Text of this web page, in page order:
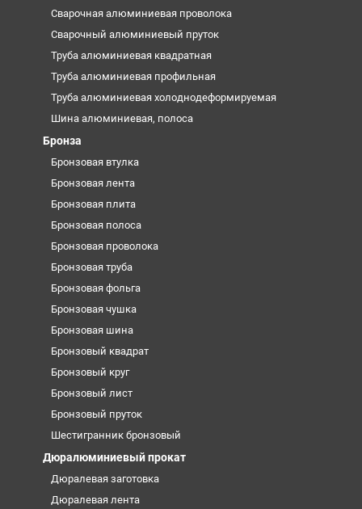
Сварочная алюминиевая проволока
Сварочный алюминиевый пруток
Труба алюминиевая квадратная
Труба алюминиевая профильная
Труба алюминиевая холоднодеформируемая
Шина алюминиевая, полоса
Бронза
Бронзовая втулка
Бронзовая лента
Бронзовая плита
Бронзовая полоса
Бронзовая проволока
Бронзовая труба
Бронзовая фольга
Бронзовая чушка
Бронзовая шина
Бронзовый квадрат
Бронзовый круг
Бронзовый лист
Бронзовый пруток
Шестигранник бронзовый
Дюралюминиевый прокат
Дюралевая заготовка
Дюралевая лента